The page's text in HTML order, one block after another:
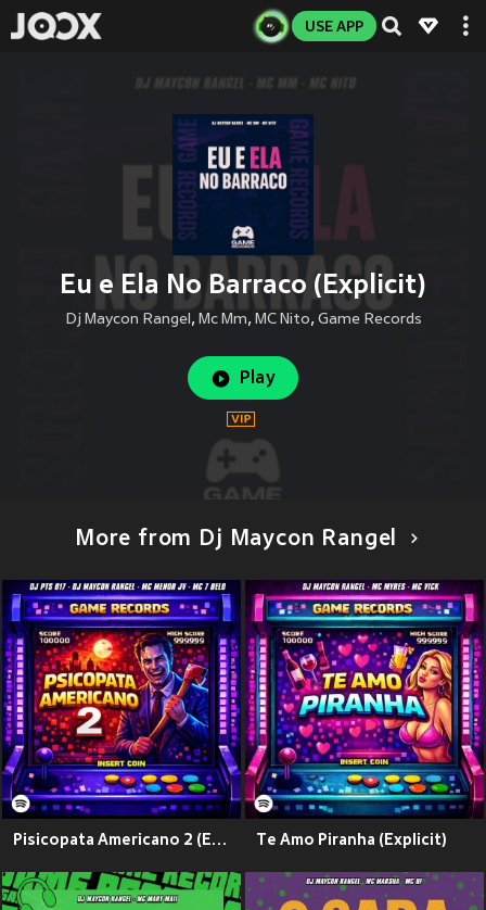
USE APP
Eu e Ela No Barraco (Explicit)
Dj Maycon Rangel, Mc Mm, MC Nito, Game Records
Play
More from Dj Maycon Rangel
Pisicopata Americano 2 (Explicit) Te Amo Piranha (Explicit)